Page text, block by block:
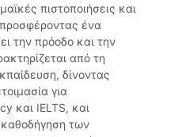
πιστοποιήσεις και
προσφέροντας ένα
την πρόοδο και την
από τη
δίνοντας
για
και IELTS, και
καθοδήγηση των